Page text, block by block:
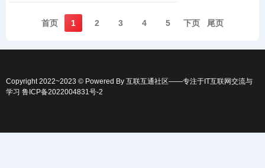
首页️ 1 2 3 4 5 下页️ 尾页️
Copyright 2022~2023 © Powered By 互联互通社区——专注于IT互联网交流与
学习 鲁ICP备2022004831号-2